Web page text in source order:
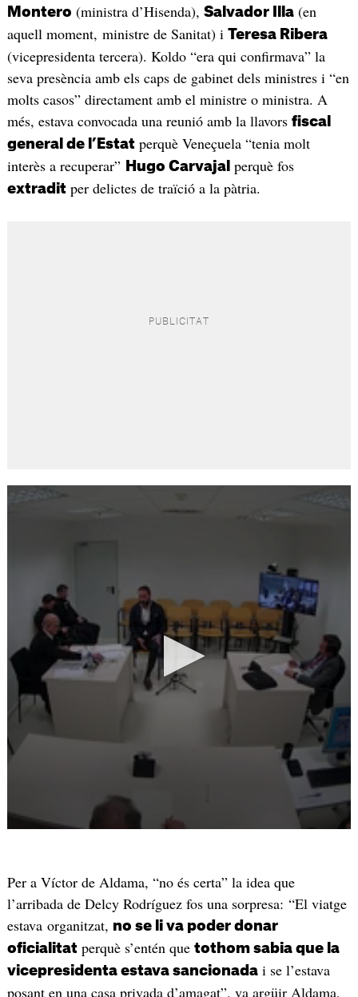
Montero (ministra d’Hisenda), Salvador Illa(en
aquell moment, ministre de Sanitat) i Teresa Ribera
(vicepresidenta tercera). Koldo “era qui confirmava” la
seva presència amb els caps de gabinet dels ministres i “en
molts casos” directament amb el ministre o ministra. A
més, estava convocada una reunió amb la llavors fiscal
general de l’Estatperquè Veneçuela “tenia molt
interès a recuperar” Hugo Carvajal perquè fos
extraditper delictes de traïció a la pàtria.
Per a Víctor de Aldama, “no és certa” la idea que
l’arribada de Delcy Rodríguez fos una sorpresa: “El viatge
estava organitzat, no se li va poder donar
oficialitatperquè s’entén que tothom sabia que la
vicepresidenta estava sancionadai se l’estava
posant en una casa privada d’amagat”, va argüir Aldama,